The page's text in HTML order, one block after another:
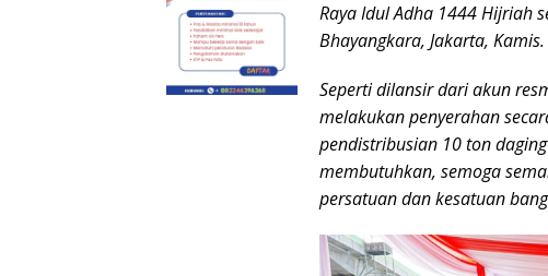
Raya Idul Adha 1444 Hijriah
Bhayangkara, Jakarta, Kamis.
Seperti dilansir dari akun
melakukan penyerahan
pendistribusian 10 ton
membutuhkan, semoga
persatuan dan kesatuan